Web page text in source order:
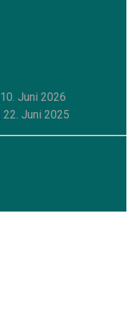
10. Juni 2026
22. Juni 2025